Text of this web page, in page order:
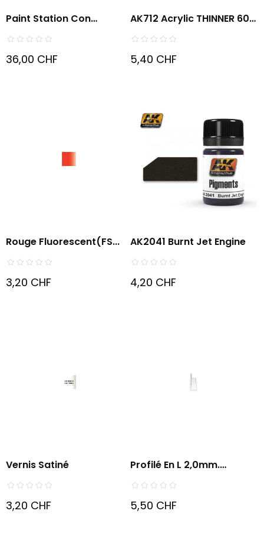
Paint Station Con
Tappetino...
36,00 CHF
AK712 Acrylic THINNER 60
ML
5,40 CHF
Rouge Fluorescent(FS...
3,20 CHF
AK2041 Burnt Jet Engine
4,20 CHF
Vernis Satiné
3,20 CHF
Profilé En L 2,0mm.
Sachet...
5,50 CHF